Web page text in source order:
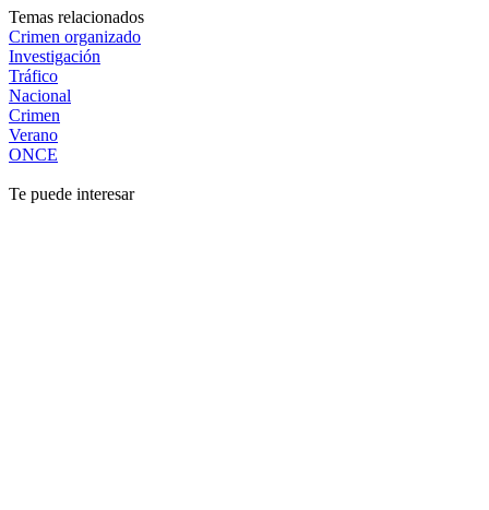
Temas relacionados
Crimen organizado
Investigación
Tráfico
Nacional
Crimen
Verano
ONCE
Te puede interesar